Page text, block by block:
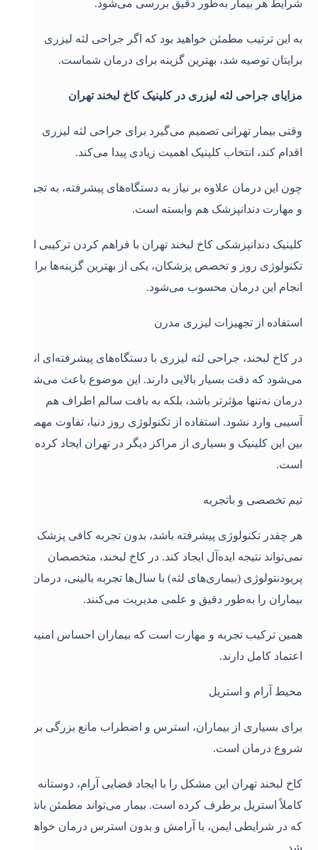
شرایط هر بیمار به‌طور دقیق بررسی می‌شود.
به این ترتیب مطمئن خواهید بود که اگر جراحی لثه لیزری
برایتان توصیه شد، بهترین گزینه برای درمان شماست.
مزایای جراحی لثه لیزری در کلینیک کاخ لبخند تهران
وقتی بیمار تهرانی تصمیم می‌گیرد برای جراحی لثه لیزری
اقدام کند، انتخاب کلینیک اهمیت زیادی پیدا می‌کند.
چون این درمان علاوه بر نیاز به دستگاه‌های پیشرفته، به تجربه
و مهارت دندانپزشک هم وابسته است.
کلینیک دندانپزشکی کاخ لبخند تهران با فراهم کردن ترکیبی از
تکنولوژی روز و تخصص پزشکان، یکی از بهترین گزینه‌ها برای
انجام این درمان محسوب می‌شود.
استفاده از تجهیزات لیزری مدرن
در کاخ لبخند، جراحی لثه لیزری با دستگاه‌های پیشرفته‌ای انجام
می‌شود که دقت بسیار بالایی دارند. این موضوع باعث می‌شود
درمان نه‌تنها مؤثرتر باشد، بلکه به بافت سالم اطراف هم
آسیبی وارد نشود. استفاده از تکنولوژی روز دنیا، تفاوت مهمی
بین این کلینیک و بسیاری از مراکز دیگر در تهران ایجاد کرده
است.
تیم تخصصی و باتجربه
هر چقدر تکنولوژی پیشرفته باشد، بدون تجربه کافی پزشک
نمی‌تواند نتیجه ایده‌آل ایجاد کند. در کاخ لبخند، متخصصان
پریودنتولوژی (بیماری‌های لثه) با سال‌ها تجربه بالینی، درمان
بیماران را به‌طور دقیق و علمی مدیریت می‌کنند.
همین ترکیب تجربه و مهارت است که بیماران احساس امنیت و
اعتماد کامل دارند.
محیط آرام و استریل
برای بسیاری از بیماران، استرس و اضطراب مانع بزرگی برای
شروع درمان است.
کاخ لبخند تهران این مشکل را با ایجاد فضایی آرام، دوستانه و
کاملاً استریل برطرف کرده است. بیمار می‌تواند مطمئن باشد
که در شرایطی ایمن، با آرامش و بدون استرس درمان خواهد